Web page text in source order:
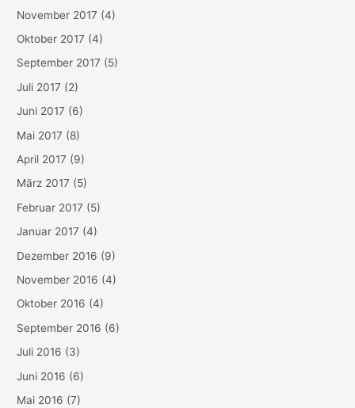
November 2017 (4)
Oktober 2017 (4)
September 2017 (5)
Juli 2017 (2)
Juni 2017 (6)
Mai 2017 (8)
April 2017 (9)
März 2017 (5)
Februar 2017 (5)
Januar 2017 (4)
Dezember 2016 (9)
November 2016 (4)
Oktober 2016 (4)
September 2016 (6)
Juli 2016 (3)
Juni 2016 (6)
Mai 2016 (7)